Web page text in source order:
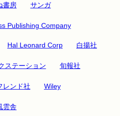
書房 サンガ
Publishing Company
Hal Leonard Corp 白揚社
ステーション 旬報社
レンド社 Wiley
雲舎